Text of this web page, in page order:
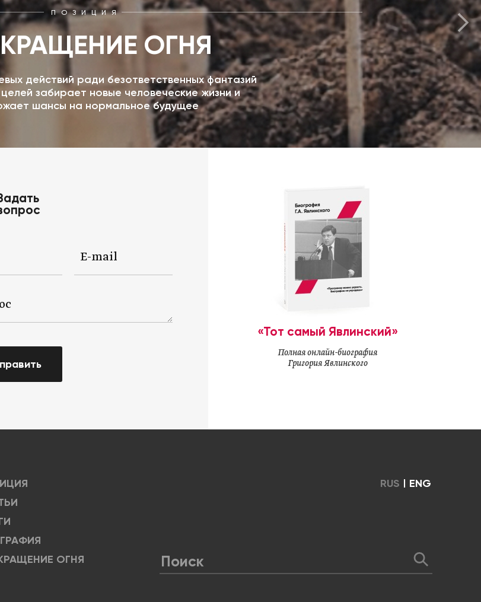
ПОЗИЦИЯ
ОГНЯ
действий ради безответственных фантазий
забирает новые человеческие жизни и
шансы на нормальное будущее
«Тот самый Явлинский»
Полная онлайн-биография
Григория Явлинского
ОГНЯ
RUS | ENG